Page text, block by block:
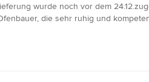
wurde noch vor dem
die sehr ruhig und